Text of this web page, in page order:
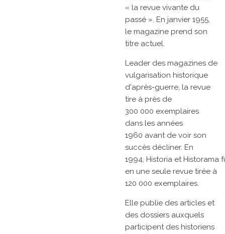
« la revue vivante du
passé ». En janvier 1955,
le magazine prend son
titre actuel.
Leader des magazines de
vulgarisation historique
d'après-guerre, la revue
tire à près de
300 000 exemplaires
dans les années
1960 avant de voir son
succès décliner. En
1994, Historia et Historama
en une seule revue tirée à
120 000 exemplaires.
Elle publie des articles et
des dossiers auxquels
participent des historiens